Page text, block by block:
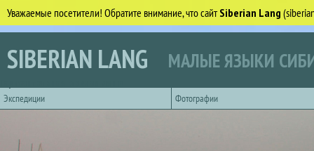
Уважаемые посетители! Обратите внимание, что сайтSiberian Lang
Перейти к основному содержанию
SIBERIAN LANG МАЛЫЕ ЯЗЫКИ
Экспедиции
Фотографии